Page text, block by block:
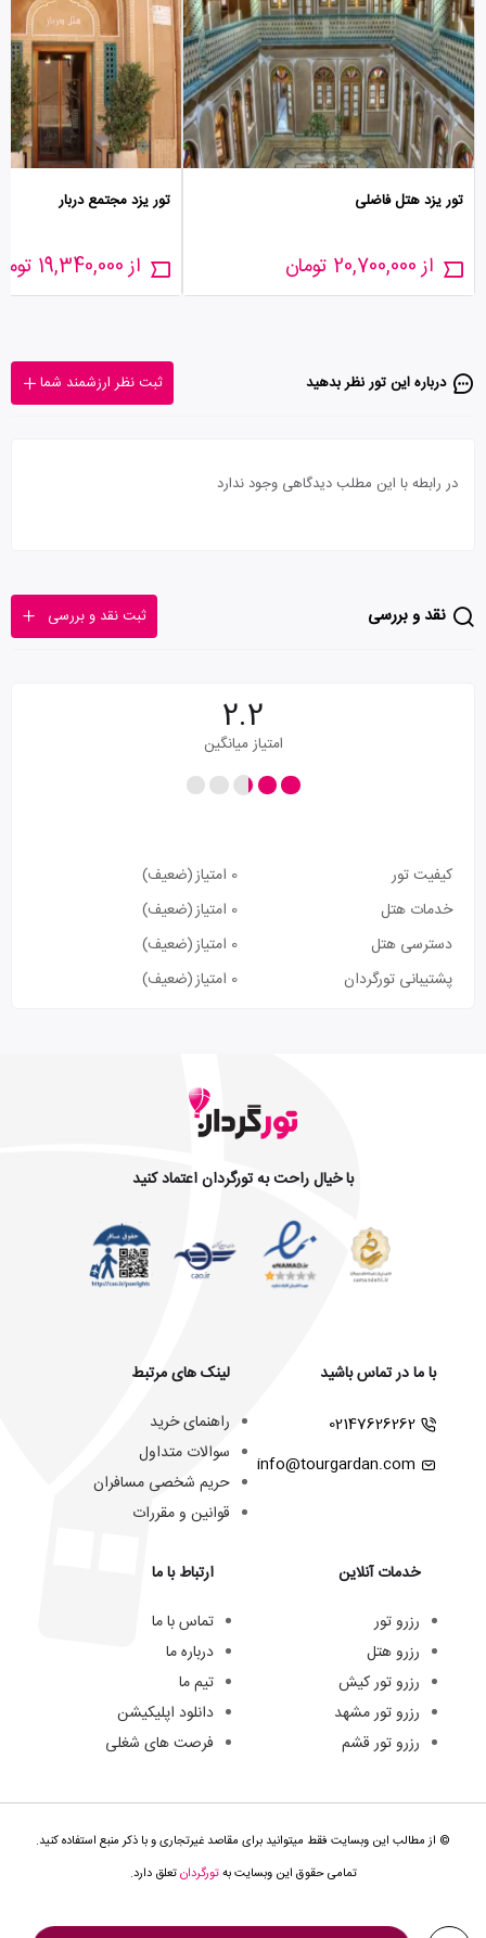
تور یزد هتل فاضلی
از 20,700,000 تومان
تور یزد مجتمع دربار
از 19,340,000 تومان
درباره این تور‌ نظر بدهید ثبت نظر ارزشمند شما
در رابطه با این مطلب دیدگاهی وجود ندارد
نقد و بررسی ثبت نقد و بررسی
2.2
امتیاز میانگین
کیفیت تور 0 امتیاز
(ضعیف)
خدمات هتل
0 امتیاز
(ضعیف)
دسترسی هتل
0 امتیاز
(ضعیف)
پشتیبانی تورگردان
0 امتیاز (ضعیف)
با خیال راحت به تورگردان اعتماد کنید
با ما در تماس باشید
02147626262
info@tourgardan.com
خدمات آنلاین
رزرو تور
رزرو هتل
رزرو تور کیش
رزرو تور مشهد
رزرو تور قشم
لینک های مرتبط
راهنمای خرید
سوالات متداول
حریم شخصی مسافران
قوانین و مقررات
ارتباط با ما
تماس با ما
درباره ما
تیم ما
دانلود اپلیکیشن
فرصت های شغلی
© از مطالب این وبسایت فقط میتوانید برای مقاصد غیرتجاری و با ذکر منبع استفاده کنید.
تمامی حقوق این وبسایت بهتورگردانتعلق دارد.